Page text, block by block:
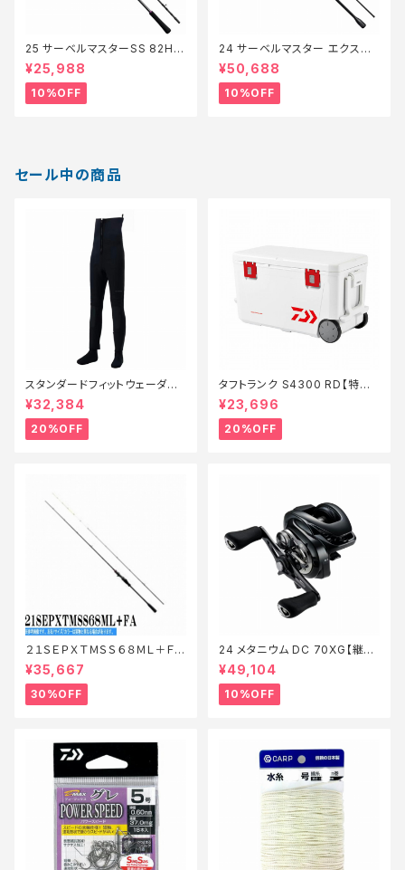
25 サーベルマスターSS 82H1
75【継続セール_ロッド】【10】
¥25,988
10%OFF
24 サーベルマスター エクスチ
ューン テンヤ 82M/MH178【継
続セール_ロッド】【10】
¥50,688
10%OFF
セール中の商品
スタンダードフィットウェーダー
3.0FW−040X 黒 SB【特価装
備】【20】
¥32,384
20%OFF
タフトランク S4300 RD【特価
装備】【20】
¥23,696
20%OFF
２１ＳＥＰＸＴＭＳＳ６８ＭＬ＋ＦＡ
【特価ロッド】【30】
¥35,667
30%OFF
24 メタニウム DC 70XG【継続
セール_リール】【10】
¥49,104
10%OFF